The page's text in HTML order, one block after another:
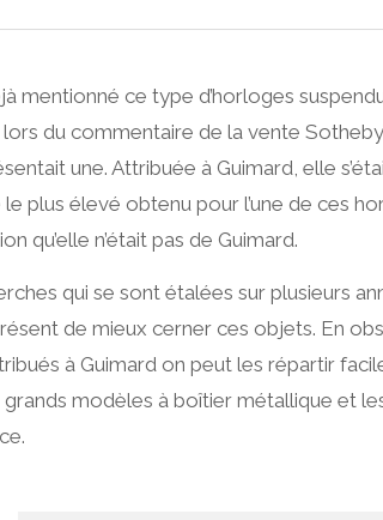
mentionné ce type d’horloges
du commentaire de la vente
une. Attribuée à Guimard, elle
plus élevé obtenu pour l’une de ces
qu’elle n’était pas de Guimard.
qui se sont étalées sur plusieurs
de mieux cerner ces objets. En
à Guimard on peut les répartir
grands modèles à boîtier métallique et